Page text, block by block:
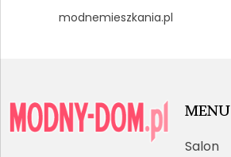
modnemieszkania.pl
MENU
Salon